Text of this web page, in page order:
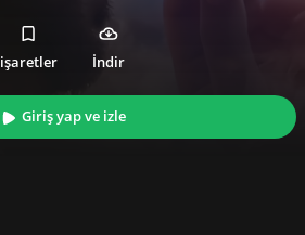
işaretler İndir
Giriş yap ve izle